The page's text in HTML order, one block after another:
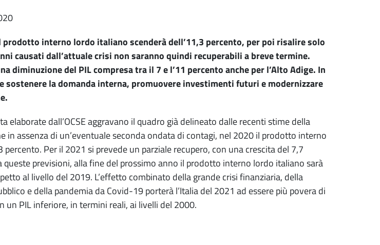
prodotto interno lordo italiano scenderà dell’11,3 percento, per poi risalire solo
causati dall’attuale crisi non saranno quindi recuperabili a breve termine.
diminuzione del PIL compresa tra il 7 e l’11 percento anche per l’Alto Adige. In
sostenere la domanda interna, promuovere investimenti futuri e modernizzare
elaborate dall’OCSE aggravano il quadro già delineato dalle recenti stime della
in assenza di un’eventuale seconda ondata di contagi, nel 2020 il prodotto interno
percento. Per il 2021 si prevede un parziale recupero, con una crescita del 7,7
queste previsioni, alla fine del prossimo anno il prodotto interno lordo italiano sarà
al livello del 2019. L’effetto combinato della grande crisi finanziaria, della
e della pandemia da Covid-19 porterà l’Italia del 2021 ad essere più povera di
un PIL inferiore, in termini reali, ai livelli del 2000.